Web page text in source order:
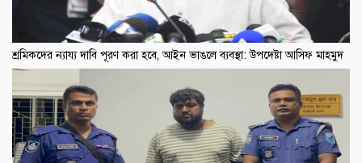
শ্রমিকদের ন্যায্য দাবি পূরণ করা হবে, আইন ভাঙলে ব্যবস্থা: উপদেষ্টা আসিফ মাহমুদ